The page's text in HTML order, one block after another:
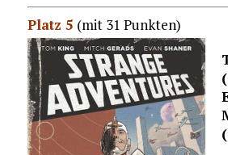
Platz 5 (mit 31 Punkten)